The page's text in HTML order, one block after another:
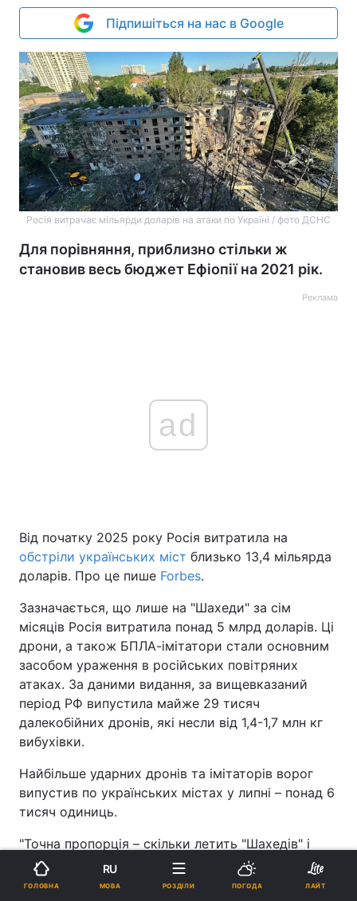
Підпишіться на нас в Google
Росія витрачає мільярди доларів на атаки по Україні / фото ДСНС
Для порівняння, приблизно стільки ж
становив весь бюджет Ефіопії на 2021 рік.
Реклама
ad
Від початку 2025 року Росія витратила на
обстріли українських міст близько 13,4 мільярда
доларів. Про це пише Forbes.
Зазначається, що лише на "Шахеди" за сім
місяців Росія витратила понад 5 млрд доларів. Ці
дрони, а також БПЛА-імітатори стали основним
засобом ураження в російських повітряних
атаках. За даними видання, за вищевказаний
період РФ випустила майже 29 тисяч
далекобійних дронів, які несли від 1,4-1,7 млн кг
вибухівки.
Найбільше ударних дронів та імітаторів ворог
випустив по українських містах у липні – понад 6
тисяч одиниць.
"Точна пропорція – скільки летить "Шахедів" і
скільки їхніх імітаторів – невідома. На травень РФ
виробляла 2700 "Шахедів" і 2500 імітаторів на
ГОЛОВНА
RU
МОВА РОЗДІЛИ ПОГОДА ЛАЙТ